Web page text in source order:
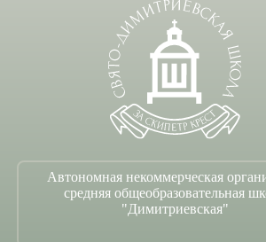
Автономная некоммерческая
средняя общеобразовательная
"Димитриевская"